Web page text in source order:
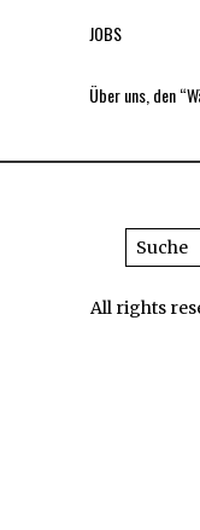
JOBS
Über uns, den
All rights